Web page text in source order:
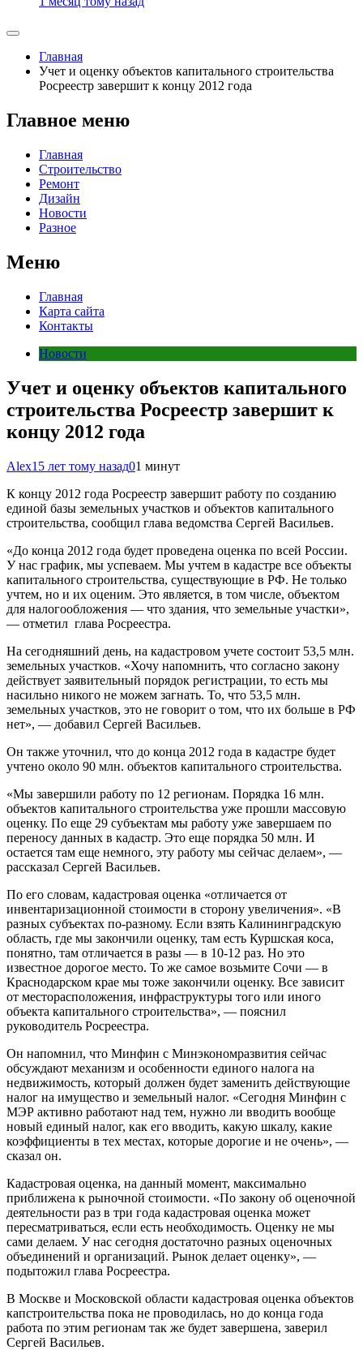
Главная
Учет и оценку объектов капитального строительства
Росреестр завершит к концу 2012 года
Главное меню
Главная
Строительство
Ремонт
Дизайн
Новости
Разное
Меню
Главная
Карта сайта
Контакты
Новости
Учет и оценку объектов капитального
строительства Росреестр завершит к
концу 2012 года
Alex15 лет тому назад01 минут
К концу 2012 года Росреестр завершит работу по созданию
единой базы земельных участков и объектов капитального
строительства, сообщил глава ведомства Сергей Васильев.
«До конца 2012 года будет проведена оценка по всей России.
У нас график, мы успеваем. Мы учтем в кадастре все объекты
капитального строительства, существующие в РФ. Не только
учтем, но и их оценим. Это является, в том числе, объектом
для налогообложения — что здания, что земельные участки»,
— отметил глава Росреестра.
На сегодняшний день, на кадастровом учете состоит 53,5 млн.
земельных участков. «Хочу напомнить, что согласно закону
действует заявительный порядок регистрации, то есть мы
насильно никого не можем загнать. То, что 53,5 млн.
земельных участков, это не говорит о том, что их больше в РФ
нет», — добавил Сергей Васильев.
Он также уточнил, что до конца 2012 года в кадастре будет
учтено около 90 млн. объектов капитального строительства.
«Мы завершили работу по 12 регионам. Порядка 16 млн.
объектов капитального строительства уже прошли массовую
оценку. По еще 29 субъектам мы работу уже завершаем по
переносу данных в кадастр. Это еще порядка 50 млн. И
остается там еще немного, эту работу мы сейчас делаем», —
рассказал Сергей Васильев.
По его словам, кадастровая оценка «отличается от
инвентаризационной стоимости в сторону увеличения». «В
разных субъектах по-разному. Если взять Калининградскую
область, где мы закончили оценку, там есть Куршская коса,
понятно, там отличается в разы — в 10-12 раз. Но это
известное дорогое место. То же самое возьмите Сочи — в
Краснодарском крае мы тоже закончили оценку. Все зависит
от месторасположения, инфраструктуры того или иного
объекта капитального строительства», — пояснил
руководитель Росреестра.
Он напомнил, что Минфин с Минэкономразвития сейчас
обсуждают механизм и особенности единого налога на
недвижимость, который должен будет заменить действующие
налог на имущество и земельный налог. «Сегодня Минфин с
МЭР активно работают над тем, нужно ли вводить вообще
новый единый налог, как его вводить, какую шкалу, какие
коэффициенты в тех местах, которые дорогие и не очень», —
сказал он.
Кадастровая оценка, на данный момент, максимально
приближена к рыночной стоимости. «По закону об оценочной
деятельности раз в три года кадастровая оценка может
пересматриваться, если есть необходимость. Оценку не мы
сами делаем. У нас сегодня достаточно разных оценочных
объединений и организаций. Рынок делает оценку», —
подытожил глава Росреестра.
В Москве и Московской области кадастровая оценка объектов
капстроительства пока не проводилась, но до конца года
работа по этим регионам так же будет завершена, заверил
Сергей Васильев.